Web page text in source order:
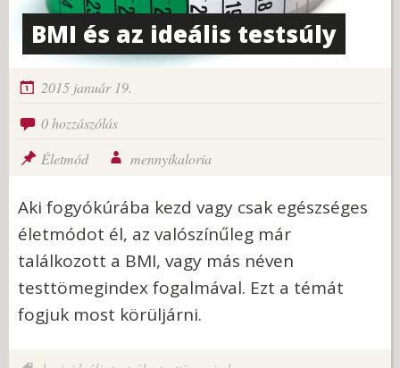
BMI és az ideális testsúly
2015 január 19.
0 hozzászólás
Életmód
mennyikaloria
Aki fogyókúrába kezd vagy csak egészséges
életmódot él, az valószínűleg már
találkozott a BMI, vagy más néven
testtömegindex fogalmával. Ezt a témát
fogjuk most körüljárni.